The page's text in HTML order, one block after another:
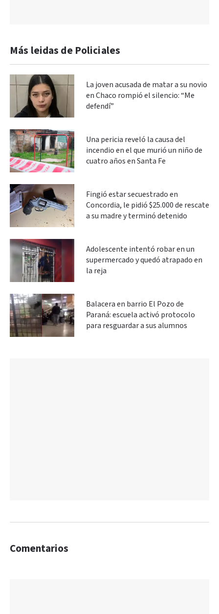
Más leidas de Policiales
La joven acusada de matar a su novio
en Chaco rompió el silencio: “Me
defendí”
Una pericia reveló la causa del
incendio en el que murió un niño de
cuatro años en Santa Fe
Fingió estar secuestrado en
Concordia, le pidió $25.000 de rescate
a su madre y terminó detenido
Adolescente intentó robar en un
supermercado y quedó atrapado en
la reja
Balacera en barrio El Pozo de
Paraná: escuela activó protocolo
para resguardar a sus alumnos
Comentarios